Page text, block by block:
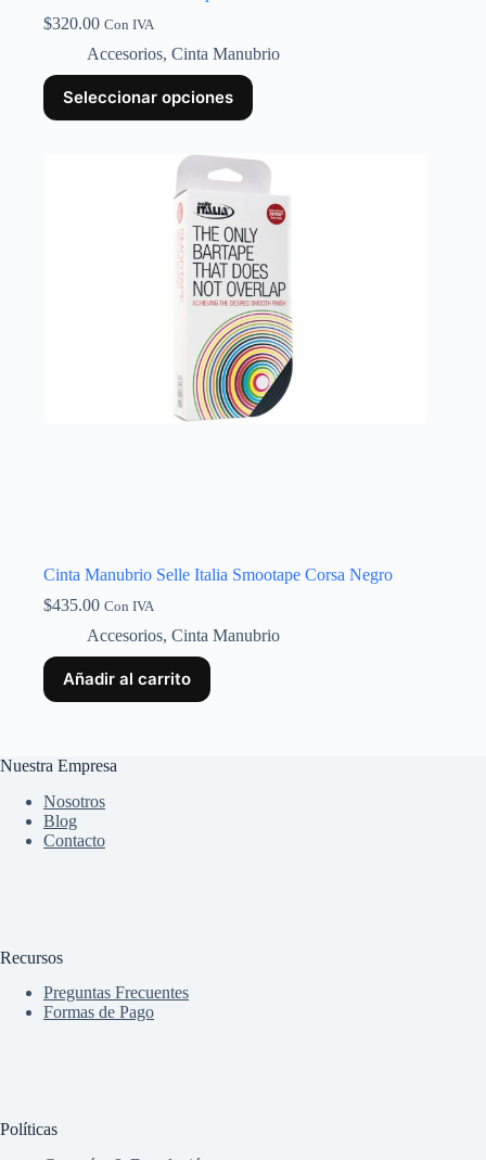
$320.00 Con IVA
Accesorios, Cinta Manubrio
Seleccionar opciones
Cinta Manubrio Selle Italia Smootape Corsa Negro
$435.00 Con IVA
Accesorios, Cinta Manubrio
Añadir al carrito
Nuestra Empresa
Nosotros
Blog
Contacto
Recursos
Preguntas Frecuentes
Formas de Pago
Políticas